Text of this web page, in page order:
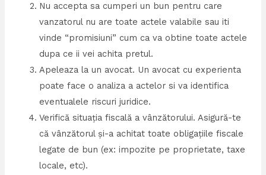
Nu accepta sa cumperi un bun pentru care
vanzatorul nu are toate actele valabile sau iti
vinde “promisiuni” cum ca va obtine toate actele
dupa ce ii vei achita pretul.
Apeleaza la un avocat. Un avocat cu experienta
poate face o analiza a actelor si va identifica
eventualele riscuri juridice.
Verifică situația fiscală a vânzătorului. Asigură-te
că vânzătorul și-a achitat toate obligațiile fiscale
legate de bun (ex: impozite pe proprietate, taxe
locale, etc).